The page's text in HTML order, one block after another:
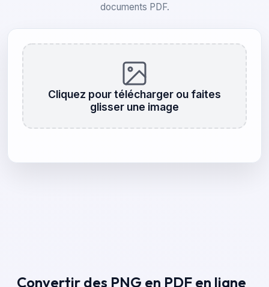
documents PDF.
Cliquez pour télécharger ou faites
glisser une image
Convertir des PNG en PDF en ligne